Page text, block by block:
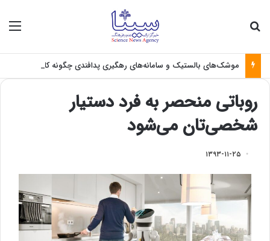
روباتی منحصر به فرد دستیار
شخصی‌‌تان می‌شود
۱۳۹۳-۱۱-۲۵